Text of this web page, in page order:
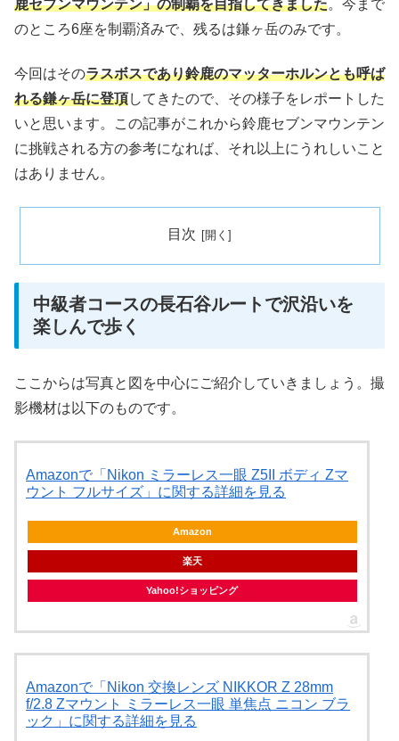
鹿セブンマウンテン」の制覇を目指してきました。今まで
のところ6座を制覇済みで、残るは鎌ヶ岳のみです。
今回はそのラスボスであり鈴鹿のマッターホルンとも呼ば
れる鎌ヶ岳に登頂してきたので、その様子をレポートした
いと思います。この記事がこれから鈴鹿セブンマウンテン
に挑戦される方の参考になれば、それ以上にうれしいこと
はありません。
目次
中級者コースの長石谷ルートで沢沿いを
楽しんで歩く
ここからは写真と図を中心にご紹介していきましょう。撮
影機材は以下のものです。
Amazonで「Nikon ミラーレス一眼 Z5II ボディ Zマ
ウント フルサイズ」に関する詳細を見る
Amazon
楽天
Yahoo!ショッピング
Amazonで「Nikon 交換レンズ NIKKOR Z 28mm
f/2.8 Zマウント ミラーレス一眼 単焦点 ニコン ブラ
ック」に関する詳細を見る